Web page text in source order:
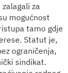
za
mogućnost
tamo gdje
Statut je,
ograničenja,
sindikat.